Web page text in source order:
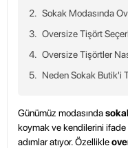
Sokak Modasında
Oversize Tişört
Oversize Tişörtler
Neden Sokak Butik'i
Günümüz modasında
koymak ve kendilerini
adımlar atıyor. Özellikle